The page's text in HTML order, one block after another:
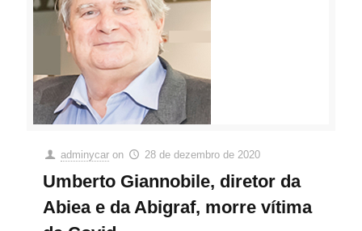
adminycar on 28 de dezembro de 2020
Umberto Giannobile, diretor da
Abiea e da Abigraf, morre vítima